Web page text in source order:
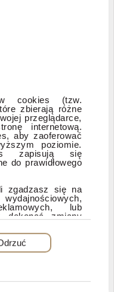
cookies (tzw.
zbierają różne
przeglądarce,
internetową.
aby zaoferować
poziomie.
zapisują się
do prawidłowego
zgadzasz się na
lub
dokonać zmiany
udostępniać
go do Twoich
jakie strony
stron do nas
prawa zastrzeżone. Dom